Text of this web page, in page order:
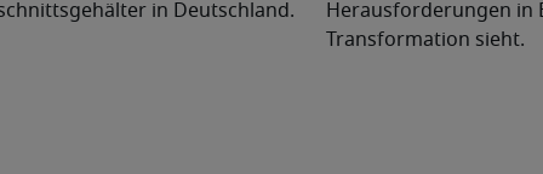
in Deutschland.
Herausforderungen in
Transformation sieht.